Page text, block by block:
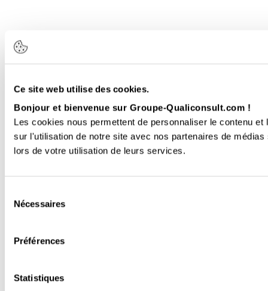
Ce site web utilise des cookies.
Bonjour et bienvenue sur Groupe-Qualiconsult.com !
Les cookies nous permettent de personnaliser le contenu
sur l'utilisation de notre site avec nos partenaires de
lors de votre utilisation de leurs services.
Nécessaires
Préférences
Statistiques